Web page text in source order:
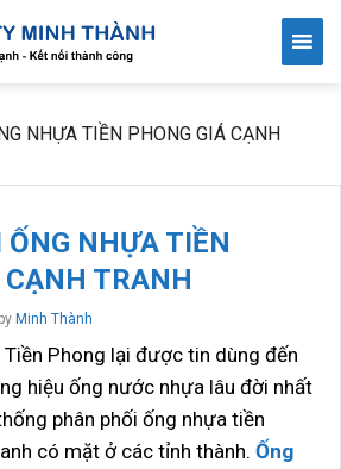
NHỰA TIỀN PHONG GIÁ CẠNH
NHỰA TIỀN
CẠNH TRANH
by Minh Thành
Phong lại được tin dùng đến
hiệu ống nước nhựa lâu đời nhất
phân phối ống nhựa tiền
có mặt ở các tỉnh thành. Ống